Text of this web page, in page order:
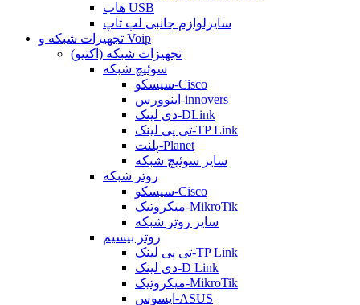
هاب USB
سایرلوازم جانبی لپ تاپ
تجهیزات شبکه و Voip
تجهیزات شبکه (اکتیو)
سوئیچ شبکه
سیسکو-Cisco
اینوورس-innovers
دی لینک-DLink
تی پی لینک-TP Link
پلنت-Planet
سایر سوئیچ شبکه
روتر شبکه
سیسکو-Cisco
میکروتیک-MikroTik
سایر روتر شبکه
روتر بیسیم
تی پی لینک-TP Link
دی لینک-D Link
میکروتیک-MikroTik
ایسوس-ASUS